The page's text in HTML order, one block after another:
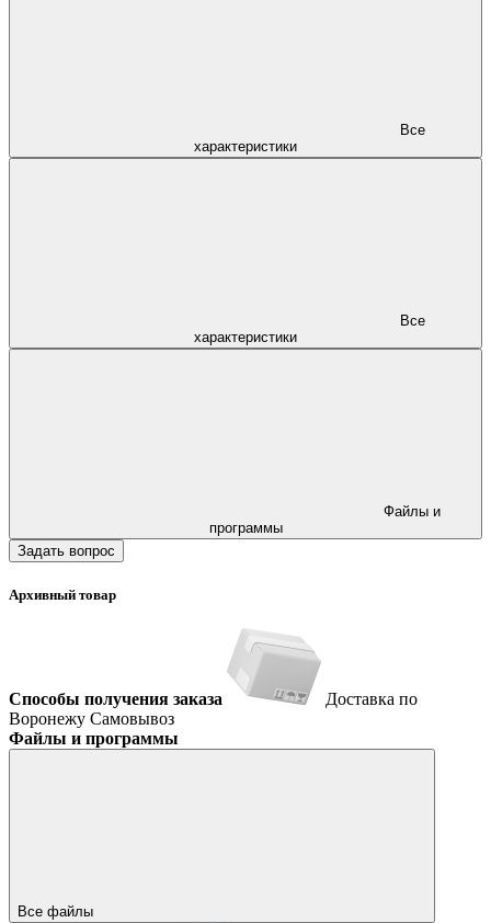
характеристики
характеристики
программы
Задать вопрос
Архивный товар
Способы получения заказа
Доставка по
Воронежу Самовывоз
Файлы и программы
Все файлы